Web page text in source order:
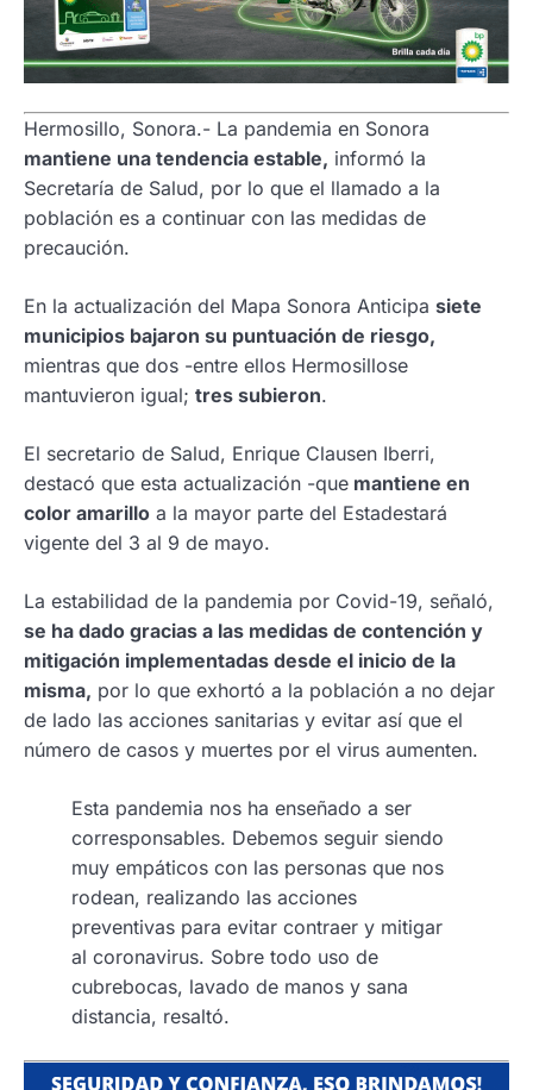
Hermosillo, Sonora.- La pandemia en Sonora
mantiene una tendencia estable, informó la
Secretaría de Salud, por lo que el llamado a la
población es a continuar con las medidas de
precaución.
En la actualización del Mapa Sonora Anticipa siete
municipios bajaron su puntuación de riesgo,
mientras que dos -entre ellos Hermosillose
mantuvieron igual; tres subieron.
El secretario de Salud, Enrique Clausen Iberri,
destacó que esta actualización -que mantiene en
color amarillo a la mayor parte del Estadestará
vigente del 3 al 9 de mayo.
La estabilidad de la pandemia por Covid-19, señaló,
se ha dado gracias a las medidas de contención y
mitigación implementadas desde el inicio de la
misma, por lo que exhortó a la población a no dejar
de lado las acciones sanitarias y evitar así que el
número de casos y muertes por el virus aumenten.
Esta pandemia nos ha enseñado a ser
corresponsables. Debemos seguir siendo
muy empáticos con las personas que nos
rodean, realizando las acciones
preventivas para evitar contraer y mitigar
al coronavirus. Sobre todo uso de
cubrebocas, lavado de manos y sana
distancia, resaltó.